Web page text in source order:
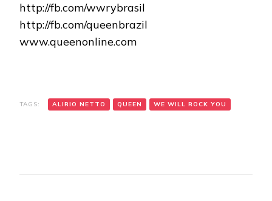
http://fb.com/wwrybrasil
http://fb.com/queenbrazil
www.queenonline.com
TAGS: ALIRIO NETTO QUEEN WE WILL ROCK YOU